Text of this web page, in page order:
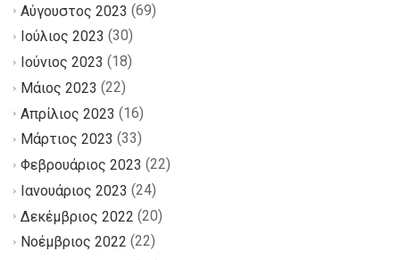
Αύγουστος 2023 (69)
Ιούλιος 2023 (30)
Ιούνιος 2023 (18)
Μάιος 2023 (22)
Απρίλιος 2023 (16)
Μάρτιος 2023 (33)
Φεβρουάριος 2023 (22)
Ιανουάριος 2023 (24)
Δεκέμβριος 2022 (20)
Νοέμβριος 2022 (22)